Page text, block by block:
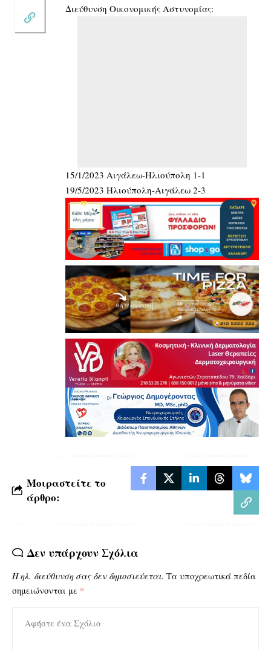
Διεύθυνση Οικονομικής Αστυνομίας:
15/1/2023 Αιγάλεω-Ηλιούπολη 1-1
19/5/2023 Ηλιούπολη-Αιγάλεω 2-3
Μοιραστείτε το
άρθρο:
Δεν υπάρχουν Σχόλια
Η ηλ. διεύθυνση σας δεν δημοσιεύεται. Τα υποχρεωτικά πεδία
σημειώνονται με *